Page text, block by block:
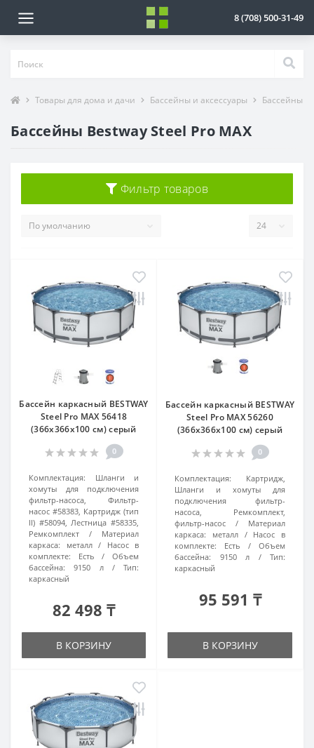
8 (708) 500-31-49
Товары для дома и дачи Бассейны и аксессуары Бассейны
Бассейны Bestway Steel Pro MAX
Фильтр товаров
Бассейн каркасный BESTWAY
Steel Pro MAX 56418
(366x366х100 см) серый
0
Комплектация:
Шланги и
хомуты для подключения
фильтр-насоса, Фильтр-
насос #58383, Картридж (тип
II) #58094, Лестница #58335,
Ремкомплект
Материал
каркаса:
металл
Насос в
комплекте:
Есть
Объем
бассейна:
9150 л
Тип:
каркасный
82 498 ₸
В КОРЗИНУ
Бассейн каркасный BESTWAY
Steel Pro MAX 56260
(366x366х100 см) серый
0
Комплектация:
Картридж,
Шланги и хомуты для
подключения фильтр-
насоса, Ремкомплект,
фильтр-насос
Материал
каркаса:
металл
Насос в
комплекте:
Есть
Объем
бассейна:
9150 л
Тип:
каркасный
95 591 ₸
В КОРЗИНУ